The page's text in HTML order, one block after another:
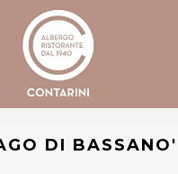
DI BASSANO'